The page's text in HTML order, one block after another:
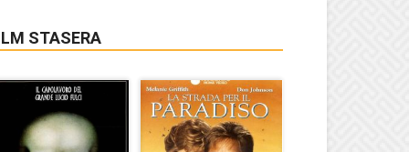
STASERA